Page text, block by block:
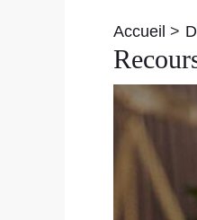
Accueil
articles